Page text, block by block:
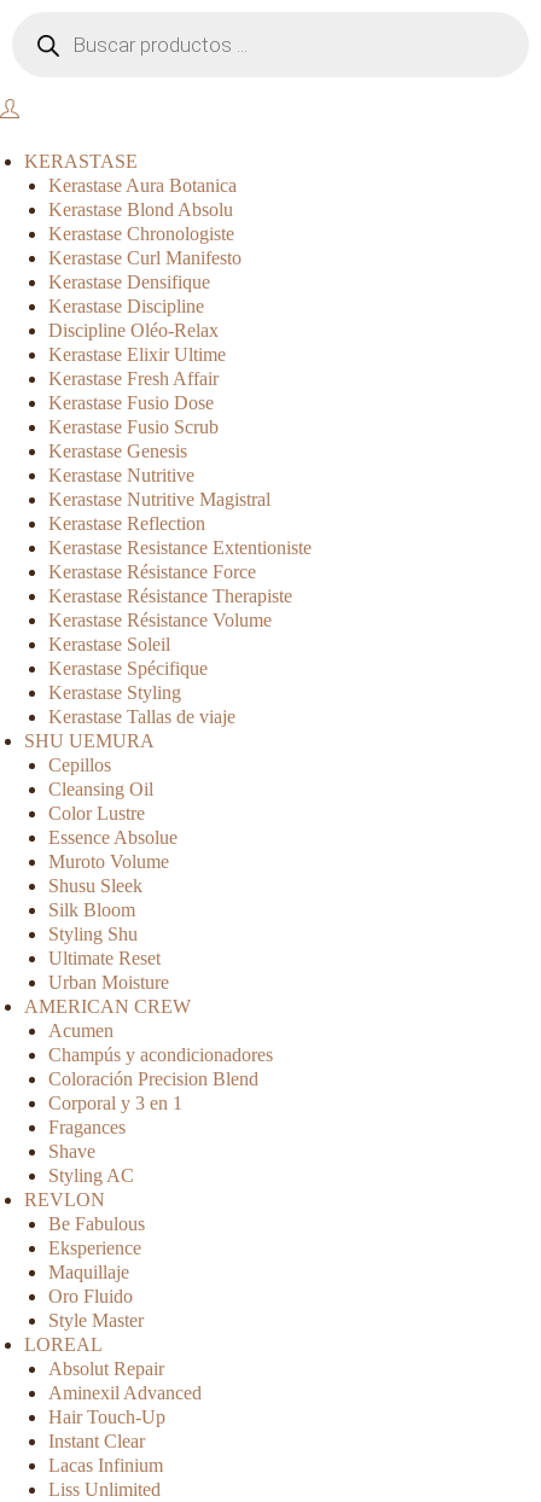
KERASTASE
Kerastase Aura Botanica
Kerastase Blond Absolu
Kerastase Chronologiste
Kerastase Curl Manifesto
Kerastase Densifique
Kerastase Discipline
Discipline Oléo-Relax
Kerastase Elixir Ultime
Kerastase Fresh Affair
Kerastase Fusio Dose
Kerastase Fusio Scrub
Kerastase Genesis
Kerastase Nutritive
Kerastase Nutritive Magistral
Kerastase Reflection
Kerastase Resistance Extentioniste
Kerastase Résistance Force
Kerastase Résistance Therapiste
Kerastase Résistance Volume
Kerastase Soleil
Kerastase Spécifique
Kerastase Styling
Kerastase Tallas de viaje
SHU UEMURA
Cepillos
Cleansing Oil
Color Lustre
Essence Absolue
Muroto Volume
Shusu Sleek
Silk Bloom
Styling Shu
Ultimate Reset
Urban Moisture
AMERICAN CREW
Acumen
Champús y acondicionadores
Coloración Precision Blend
Corporal y 3 en 1
Fragances
Shave
Styling AC
REVLON
Be Fabulous
Eksperience
Maquillaje
Oro Fluido
Style Master
LOREAL
Absolut Repair
Aminexil Advanced
Hair Touch-Up
Instant Clear
Lacas Infinium
Liss Unlimited